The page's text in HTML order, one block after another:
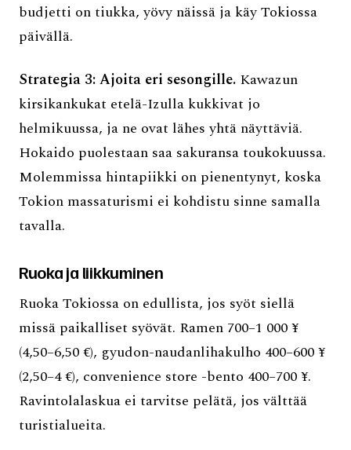
budjetti on tiukka, yövy näissä ja käy Tokiossa
päivällä.
Strategia 3: Ajoita eri sesongille. Kawazun
kirsikankukat etelä-Izulla kukkivat jo
helmikuussa, ja ne ovat lähes yhtä näyttäviä.
Hokaido puolestaan saa sakuransa toukokuussa.
Molemmissa hintapiikki on pienentynyt, koska
Tokion massaturismi ei kohdistu sinne samalla
tavalla.
Ruoka ja liikkuminen
Ruoka Tokiossa on edullista, jos syöt siellä
missä paikalliset syövät. Ramen 700–1 000 ¥
(4,50–6,50 €), gyudon-naudanlihakulho 400–600 ¥
(2,50–4 €), convenience store -bento 400–700 ¥.
Ravintolalaskua ei tarvitse pelätä, jos välttää
turistialueita.